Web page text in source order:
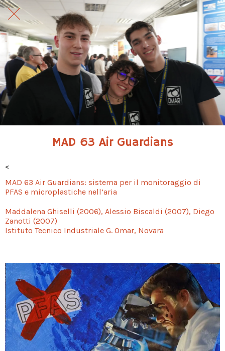
MAD 63 Air Guardians
<
MAD 63 Air Guardians: sistema per il monitoraggio di
PFAS e microplastiche nell’aria
Maddalena Ghiselli (2006), Alessio Biscaldi (2007), Diego
Zanotti (2007)
Istituto Tecnico Industriale G. Omar, Novara